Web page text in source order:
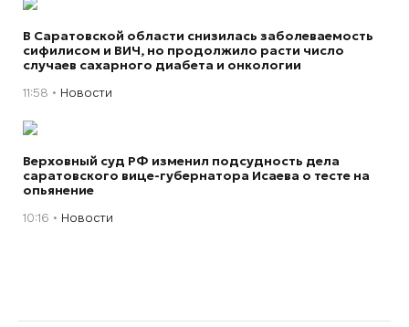
В Саратовской области снизилась заболеваемость
сифилисом и ВИЧ, но продолжило расти число
случаев сахарного диабета и онкологии
11:58 Новости
Верховный суд РФ изменил подсудность дела
саратовского вице-губернатора Исаева о тесте на
опьянение
10:16 Новости